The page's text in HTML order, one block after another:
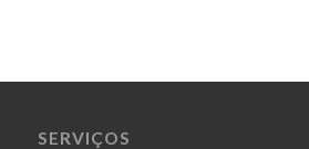
SERVIÇOS